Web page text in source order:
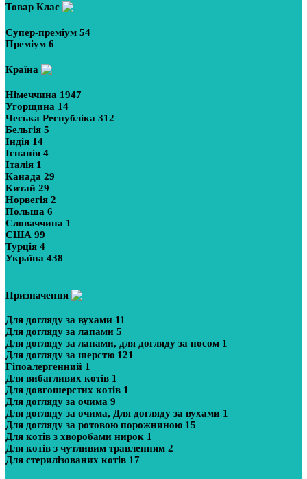
Товар Клас
Супер-преміум 54
Преміум 6
Країна
Німеччина 1947
Угорщина 14
Чеська Республіка 312
Бельгія 5
Індія 14
Іспанія 4
Італія 1
Канада 29
Китай 29
Норвегія 2
Польша 6
Словаччина 1
США 99
Турція 4
Україна 438
Призначення
Для догляду за вухами 11
Для догляду за лапами 5
Для догляду за лапами, для догляду за носом 1
Для догляду за шерстю 121
Гіпоалергенний 1
Для вибагливих котів 1
Для довгошерстих котів 1
Для догляду за очима 9
Для догляду за очима, Для догляду за вухами 1
Для догляду за ротовою порожниною 15
Для котів з хворобами нирок 1
Для котів з чутливим травленням 2
Для стерилізованих котів 17